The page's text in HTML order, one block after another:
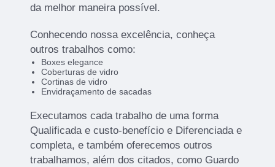
da melhor maneira possível.
Conhecendo nossa excelência, conheça
outros trabalhos como:
Boxes elegance
Coberturas de vidro
Cortinas de vidro
Envidraçamento de sacadas
Executamos cada trabalho de uma forma
Qualificada e custo-benefício e Diferenciada e
completa, e também oferecemos outros
trabalhamos, além dos citados, como Guardo